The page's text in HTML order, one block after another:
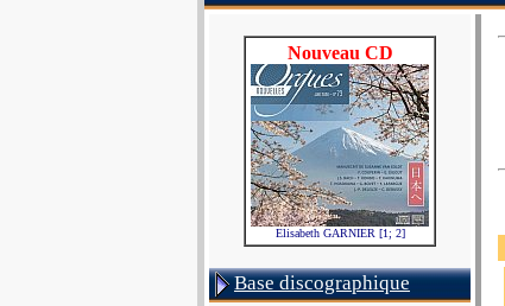
Nouveau CD
Elisabeth GARNIER [1; 2]
Base discographique